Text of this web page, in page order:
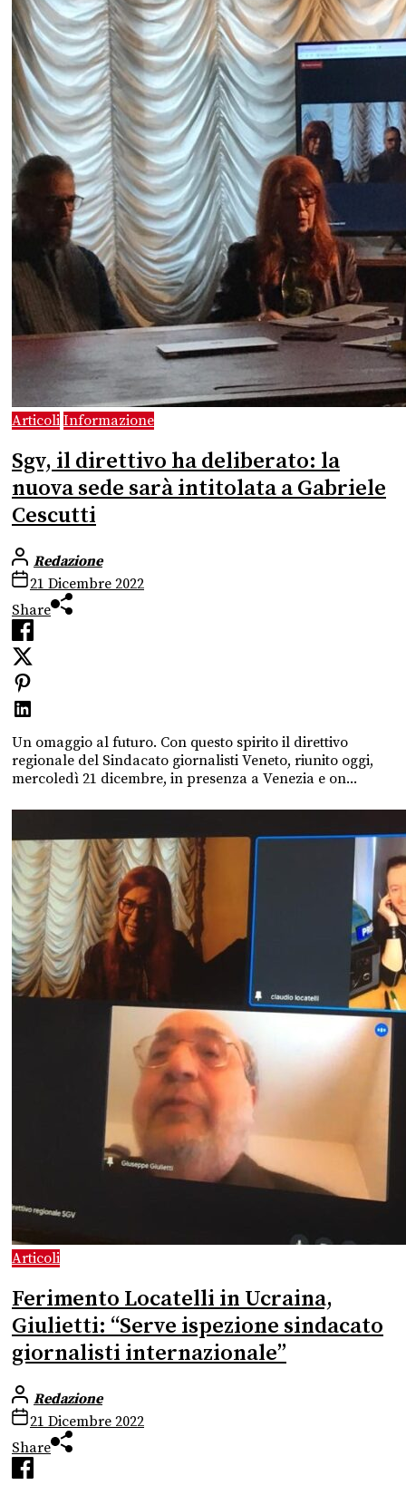
Articoli Informazione
Sgv, il direttivo ha deliberato: la
nuova sede sarà intitolata a Gabriele
Cescutti
Redazione
21 Dicembre 2022
Share
Un omaggio al futuro. Con questo spirito il direttivo
regionale del Sindacato giornalisti Veneto, riunito oggi,
mercoledì 21 dicembre, in presenza a Venezia e on...
Articoli
Ferimento Locatelli in Ucraina,
Giulietti: “Serve ispezione sindacato
giornalisti internazionale”
Redazione
21 Dicembre 2022
Share